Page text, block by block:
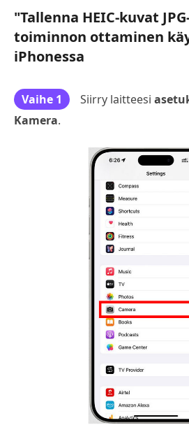
"Tallenna HEIC-kuvat
toiminnon ottaminen
iPhonessa
Vaihe 1 Siirry laitteesi
Kamera.